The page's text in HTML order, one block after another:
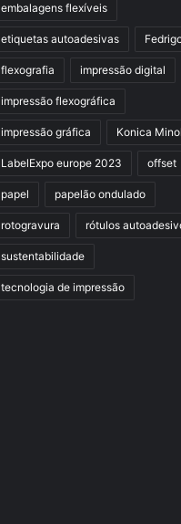
embalagens flexíveis
etiquetas autoadesivas
flexografia impressão digital
impressão flexográfica
impressão gráfica Konica
LabelExpo europe 2023 offset
papel papelão ondulado
rotogravura rótulos
sustentabilidade
tecnologia de impressão